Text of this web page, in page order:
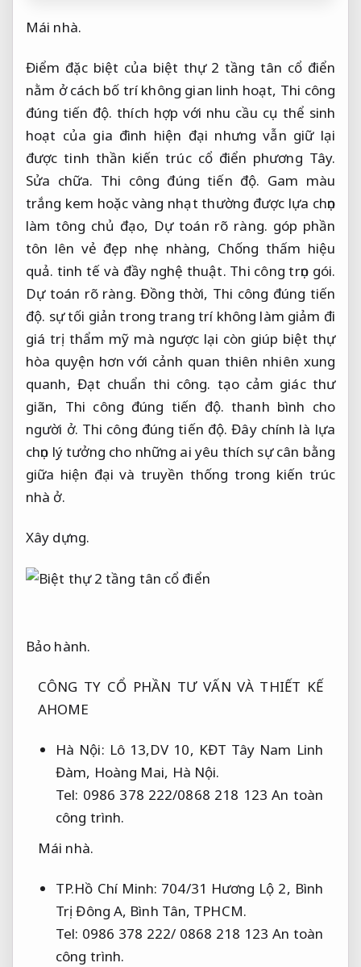
Mái nhà.
Điểm đặc biệt của biệt thự 2 tầng tân cổ điển
nằm ở cách bố trí không gian linh hoạt, Thi công
đúng tiến độ. thích hợp với nhu cầu cụ thể sinh
hoạt của gia đình hiện đại nhưng vẫn giữ lại
được tinh thần kiến trúc cổ điển phương Tây.
Sửa chữa. Thi công đúng tiến độ. Gam màu
trắng kem hoặc vàng nhạt thường được lựa chọn
làm tông chủ đạo, Dự toán rõ ràng. góp phần
tôn lên vẻ đẹp nhẹ nhàng, Chống thấm hiệu
quả. tinh tế và đầy nghệ thuật. Thi công trọn gói.
Dự toán rõ ràng. Đồng thời, Thi công đúng tiến
độ. sự tối giản trong trang trí không làm giảm đi
giá trị thẩm mỹ mà ngược lại còn giúp biệt thự
hòa quyện hơn với cảnh quan thiên nhiên xung
quanh, Đạt chuẩn thi công. tạo cảm giác thư
giãn, Thi công đúng tiến độ. thanh bình cho
người ở. Thi công đúng tiến độ. Đây chính là lựa
chọn lý tưởng cho những ai yêu thích sự cân bằng
giữa hiện đại và truyền thống trong kiến trúc
nhà ở.
Xây dựng.
Bảo hành.
CÔNG TY CỔ PHẦN TƯ VẤN VÀ THIẾT KẾ
AHOME
Hà Nội: Lô 13,DV 10, KĐT Tây Nam Linh
Đàm, Hoàng Mai, Hà Nội.
Tel: 0986 378 222/0868 218 123An toàn
công trình.
Mái nhà.
TP.Hồ Chí Minh: 704/31 Hương Lộ 2, Bình
Trị Đông A, Bình Tân, TPHCM.
Tel: 0986 378 222/ 0868 218 123 An toàn
công trình.